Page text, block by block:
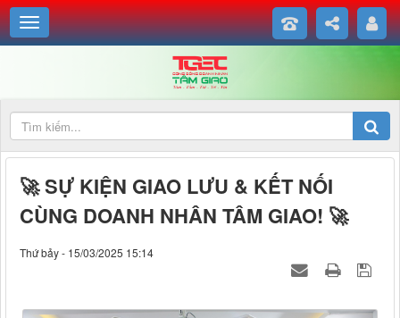
🚀 SỰ KIỆN GIAO LƯU & KẾT NỐI
CÙNG DOANH NHÂN TÂM GIAO! 🚀
Thứ bảy - 15/03/2025 15:14